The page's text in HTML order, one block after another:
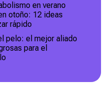
en verano
otoño: 12 ideas
rápido
pelo: el mejor aliado
para el